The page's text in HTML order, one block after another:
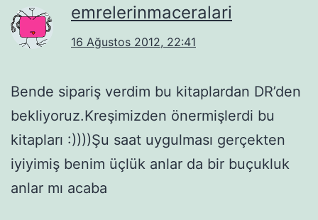
emrelerinmaceralari
16 Ağustos 2012, 22:41
Bende sipariş verdim bu kitaplardan DR’den
bekliyoruz.Kreşimizden önermişlerdi bu
kitapları :))))Şu saat uygulması gerçekten
iyiyimiş benim üçlük anlar da bir buçukluk
anlar mı acaba